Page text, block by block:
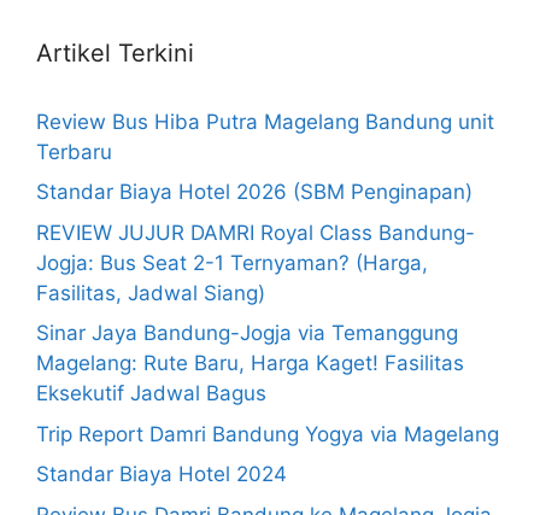
Artikel Terkini
Review Bus Hiba Putra Magelang Bandung unit
Terbaru
Standar Biaya Hotel 2026 (SBM Penginapan)
REVIEW JUJUR DAMRI Royal Class Bandung-
Jogja: Bus Seat 2-1 Ternyaman? (Harga,
Fasilitas, Jadwal Siang)
Sinar Jaya Bandung-Jogja via Temanggung
Magelang: Rute Baru, Harga Kaget! Fasilitas
Eksekutif Jadwal Bagus
Trip Report Damri Bandung Yogya via Magelang
Standar Biaya Hotel 2024